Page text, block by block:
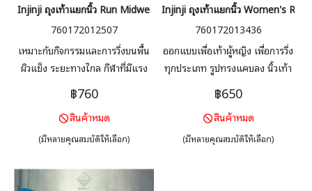
Injinji ถุงเท้าแยกนิ้ว Run Midweight No-Show
760172012507
เหมาะกับกิจกรรมและการวิ่งบนพื้น
ผิวแข็ง ระยะทางไกล กีฬาที่มีแรง
นิ้ว ความยาวพอดีขอบรองเท้า มี
แถบที่ส้นเพื่อป้องกันไม่ให้เลื่อนลง
เส้นใย COOLMAX® เพื่อให้เท้า
฿760
สินค้าหมด
(มีหลายคุณสมบัติให้เลือก)
Injinji ถุงเท้าแยกนิ้ว Women's
760172013436
ออกแบบเพื่อเท้าผู้หญิง เพื่อการวิ่ง
ทุกประเภท รูปทรงแคบลง นิ้วเท้า
ป้องกันไม่ให้เลื่อนลง เส้นใย
COOLMAX® เพื่อให้เท้าของคุณ
แห้งและสบาย
฿650
สินค้าหมด
(มีหลายคุณสมบัติให้เลือก)